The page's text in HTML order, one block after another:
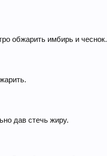
обжарить имбирь и чеснок.
дав стечь жиру.